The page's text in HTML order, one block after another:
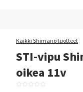
Kaikki Shimano tuotteet
STI-vipu
oikea 11v